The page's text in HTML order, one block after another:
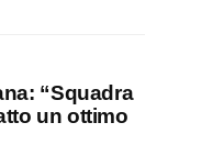
“Squadra
un ottimo